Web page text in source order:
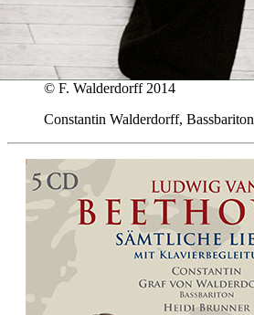
© F. Walderdorff 2014
Constantin Walderdorff, Bassbariton